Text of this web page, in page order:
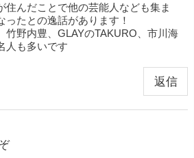
住んだことで他の芸能人なども集ま
ったとの逸話があります！
竹野内豊、GLAYのTAKURO、市川海
人も多いです
返信